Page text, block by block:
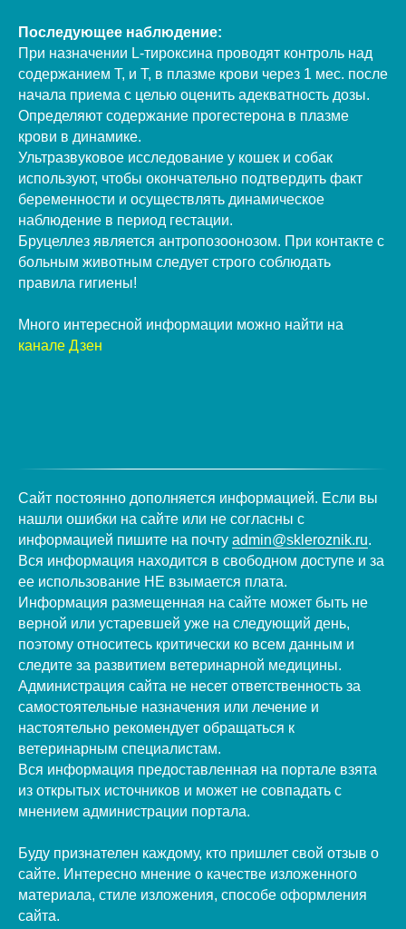
Последующее наблюдение:
При назначении L-тироксина проводят контроль над
содержанием Т, и Т, в плазме крови через 1 мес. после
начала приема с целью оценить адекватность дозы.
Определяют содержание прогестерона в плазме
крови в динамике.
Ультразвуковое исследование у кошек и собак
используют, чтобы окончательно подтвердить факт
беременности и осуществлять динамическое
наблюдение в период гестации.
Бруцеллез является антропозоонозом. При контакте с
больным животным следует строго соблюдать
правила гигиены!
Много интересной информации можно найти на
канале Дзен
Сайт постоянно дополняется информацией. Если вы
нашли ошибки на сайте или не согласны с
информацией пишите на почту admin@skleroznik.ru.
Вся информация находится в свободном доступе и за
ее использование НЕ взымается плата.
Информация размещенная на сайте может быть не
верной или устаревшей уже на следующий день,
поэтому относитесь критически ко всем данным и
следите за развитием ветеринарной медицины.
Администрация сайта не несет ответственность за
самостоятельные назначения или лечение и
настоятельно рекомендует обращаться к
ветеринарным специалистам.
Вся информация предоставленная на портале взята
из открытых источников и может не совпадать с
мнением администрации портала.
Буду признателен каждому, кто пришлет свой отзыв о
сайте. Интересно мнение о качестве изложенного
материала, стиле изложения, способе оформления
сайта.